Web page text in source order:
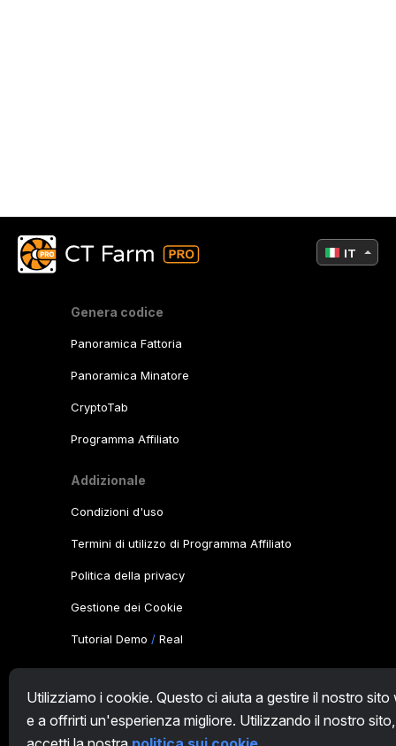
Utilizziamo i cookie. Questo ci aiuta a gestire il nostro sito
e a offrirti un'esperienza migliore. Utilizzando il nostro sito,
Genera codice
Panoramica Fattoria
Panoramica Minatore
CryptoTab
Programma Affiliato
Addizionale
Condizioni d'uso
Termini di utilizzo di Programma Affiliato
Politica della privacy
Gestione dei Cookie
Tutorial Demo / Real
CT Farm per Android
IT